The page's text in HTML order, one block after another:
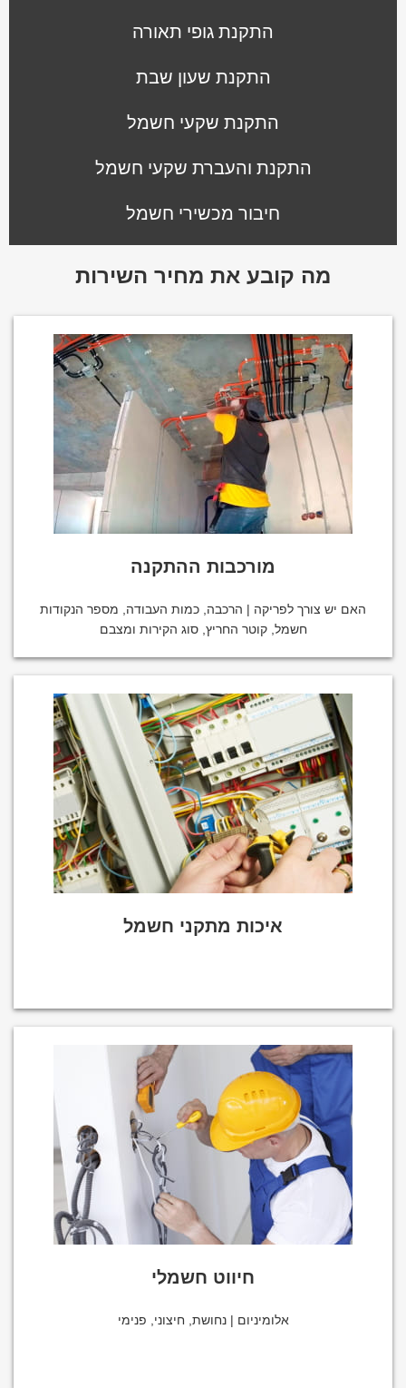
התקנת גופי תאורה
התקנת שעון שבת
התקנת שקעי חשמל
התקנת והעברת שקעי חשמל
חיבור מכשירי חשמל
מה קובע את מחיר השירות
מורכבות ההתקנה
האם יש צורך לפריקה | הרכבה, כמות העבודה, מספר הנקודות
חשמל, קוטר החריץ, סוג הקירות ומצבם
איכות מתקני חשמל
חיווט חשמלי
אלומיניום | נחושת, חיצוני, פנימי